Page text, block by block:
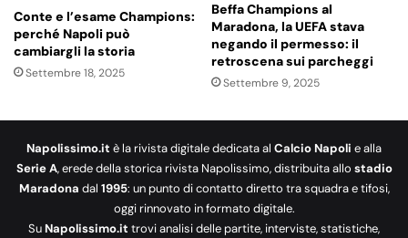
Conte e l’esame Champions:
perché Napoli può
cambiargli la storia
Settembre 18, 2025
Beffa Champions al
Maradona, la UEFA stava
negando il permesso: il
retroscena sui parcheggi
Settembre 9, 2025
Napolissimo.it è la rivista digitale dedicata al Calcio Napoli e alla
Serie A, erede della storica rivista Napolissimo, distribuita allo stadio
Maradona dal 1995: un punto di contatto diretto tra squadra e tifosi,
oggi rinnovato in formato digitale.
SuNapolissimo.it trovi analisi delle partite, interviste, statistiche,